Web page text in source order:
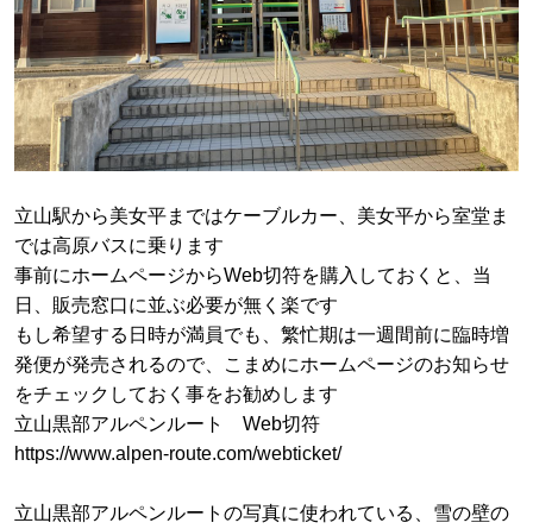
立山駅から美女平まではケーブルカー、美女平から室堂ま
では高原バスに乗ります
事前にホームページからWeb切符を購入しておくと、当
日、販売窓口に並ぶ必要が無く楽です
もし希望する日時が満員でも、繁忙期は一週間前に臨時増
発便が発売されるので、こまめにホームページのお知らせ
をチェックしておく事をお勧めします
立山黒部アルペンルート Web切符
https://www.alpen-route.com/webticket/
立山黒部アルペンルートの写真に使われている、雪の壁の